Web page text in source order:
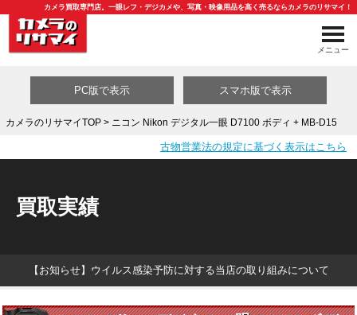
カメラ買取専門店。一眼レフ・デジカメや、写真・映像用品を高く売るならカメラのリサマイ！
メニュー
買取カテゴリ一覧
PC版で表示 スマホ版で表示
カメラのリサマイTOP> ニコン Nikon デジタル一眼 D7100 ボディ + MB-D15
古物営業法の規定に基づく表示はこちら
買取実績
【お知らせ】ウイルス感染予防に対する当店の取り組みについて